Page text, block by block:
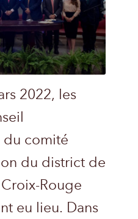
2022, les
du comité
du district de
Rouge
eu lieu. Dans